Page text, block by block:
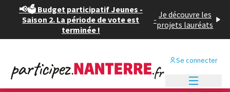
📢🗳️ Budget participatif Jeunes -
Saison 2. La période de vote est
terminée !
- Je découvre les
projets lauréats
Se connecter